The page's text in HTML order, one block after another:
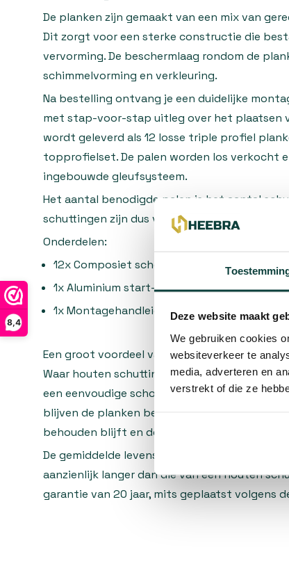
Deze website maakt
We gebruiken cookies
websiteverkeer te
media, adverteren en
verstrekt of die ze
8,4
De planken zijn gemaakt van een mix van
Dit zorgt voor een sterke constructie die
vervorming. De beschermlaag rondom de
schimmelvorming en verkleuring.
Na bestelling ontvang je een duidelijke
met stap-voor-stap uitleg over het plaatsen
wordt geleverd als 12 losse triple profiel
topprofielset. De palen worden los verkocht
ingebouwde gleufsysteem.
Het aantal benodigde palen is het aantal
schuttingen zijn dus vier palen nodig.
Onderdelen:
12x Composiet schermplank Red Cedar 2,1 x
1x Aluminium start- en topprofielset
1x Montagehandleiding
Een groot voordeel van deze composiet
Waar houten schuttingen jaarlijks behandeld
een eenvoudige schoonmaak met water
blijven de planken bestand tegen vocht en
behouden blijft en de schutting niet vergrijst.
De gemiddelde levensduur van deze
aanzienlijk langer dan die van een houten
garantie van 20 jaar, mits geplaatst volgens